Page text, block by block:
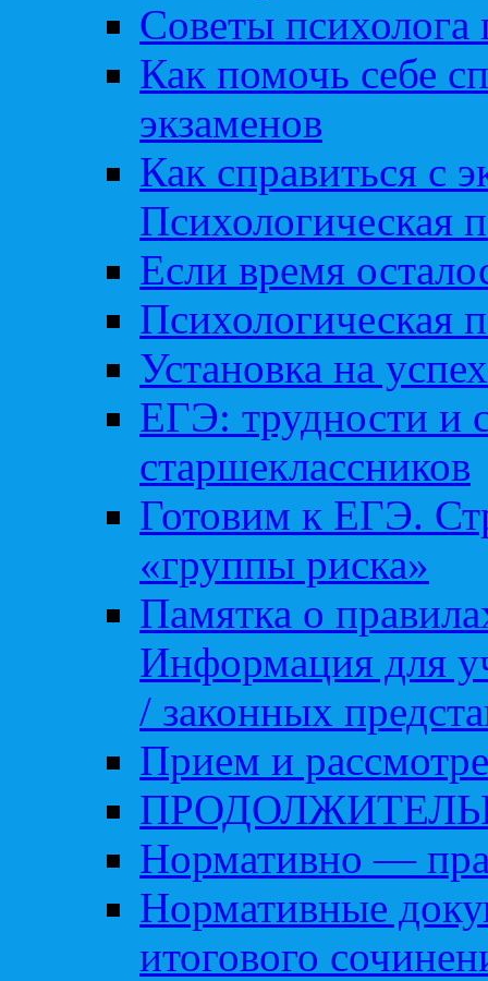
Советы
Как помочь себе
экзаменов
Как справиться с
Психологическая
Если время
Психологическая
Установка на успех
ЕГЭ: трудности и
старшеклассников
Готовим к ЕГЭ.
«группы риска»
Памятка о
Информация для
/ законных
Прием и
Нормативно —
Нормативные
итогового